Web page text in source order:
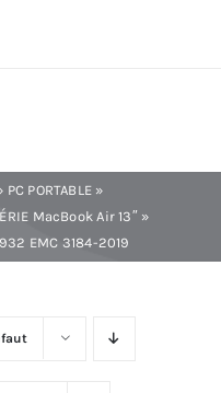
PC PORTABLE »
MacBook Air 13″»
EMC 3184-2019